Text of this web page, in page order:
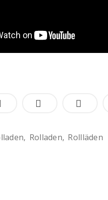
Rolladen Rollläden